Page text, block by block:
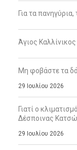
Για τα
Άγιος
Μη φοβάστε τα
29 Ιουλίου 2026
Γιατί ο
Δέσποινας
29 Ιουλίου 2026